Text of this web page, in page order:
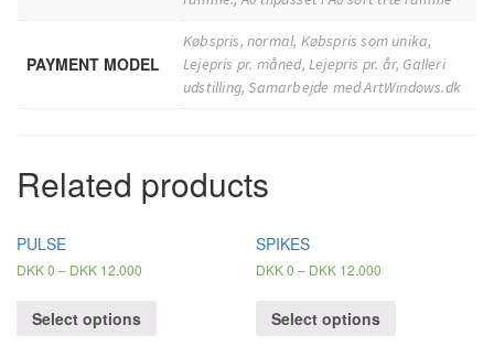
PAYMENT MODEL
Købspris, normal, Købspris som unika,
Lejepris pr. måned, Lejepris pr. år, Galleri
udstilling, Samarbejde med ArtWindows.dk
Related products
PULSE
DKK0 – DKK 12.000
Select options
SPIKES
DKK0 – DKK 12.000
Select options